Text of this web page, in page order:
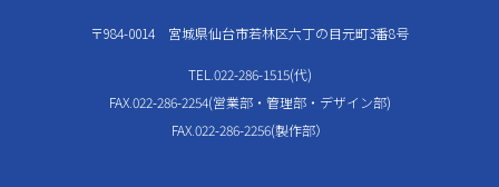
〒984-0014 宮城県仙台市若林区六丁の目元町3番8号
TEL.022-286-1515(代)
FAX.022-286-2254(営業部・管理部・デザイン部)
FAX.022-286-2256(製作部）